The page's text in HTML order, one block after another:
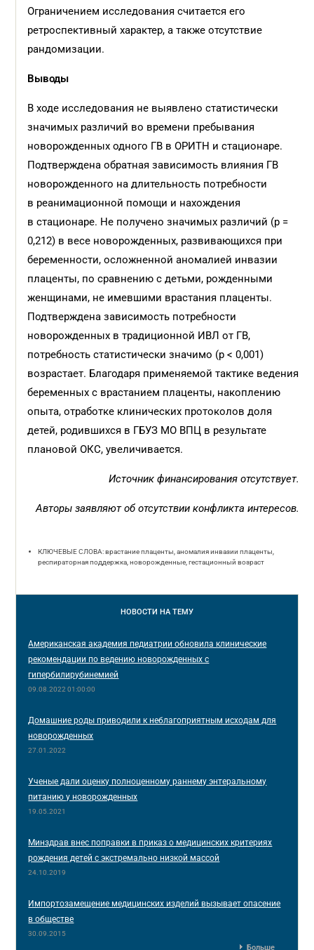
Ограничением исследования считается его
ретроспективный характер, а также отсутствие
рандомизации.
Выводы
В ходе исследования не выявлено статистически
значимых различий во времени пребывания
новорожденных одного ГВ в ОРИТН и стационаре.
Подтверждена обратная зависимость влияния ГВ
новорожденного на длительность потребности
в реанимационной помощи и нахождения
в стационаре. Не получено значимых различий (р =
0,212) в весе новорожденных, развивающихся при
беременности, осложненной аномалией инвазии
плаценты, по сравнению с детьми, рожденными
женщинами, не имевшими врастания плаценты.
Подтверждена зависимость потребности
новорожденных в традиционной ИВЛ от ГВ,
потребность статистически значимо (р < 0,001)
возрастает. Благодаря применяемой тактике ведения
беременных с врастанием плаценты, накоплению
опыта, отработке клинических протоколов доля
детей, родившихся в ГБУЗ МО ВПЦ в результате
плановой ОКС, увеличивается.
Источник финансирования отсутствует.
Авторы заявляют об отсутствии конфликта интересов.
КЛЮЧЕВЫЕ СЛОВА: врастание плаценты, аномалия инвазии плаценты,
респираторная поддержка, новорожденные, гестационный возраст
НОВОСТИ НА ТЕМУ
Американская академия педиатрии обновила клинические
рекомендации по ведению новорожденных с
гипербилирубинемией
09.08.2022 01:00:00
Домашние роды приводили к неблагоприятным исходам для
новорожденных
27.01.2022
Ученые дали оценку полноценному раннему энтеральному
питанию у новорожденных
19.05.2021
Минздрав внес поправки в приказ о медицинских критериях
рождения детей с экстремально низкой массой
24.10.2019
Импортозамещение медицинских изделий вызывает опасение
в обществе
30.09.2015
Больше